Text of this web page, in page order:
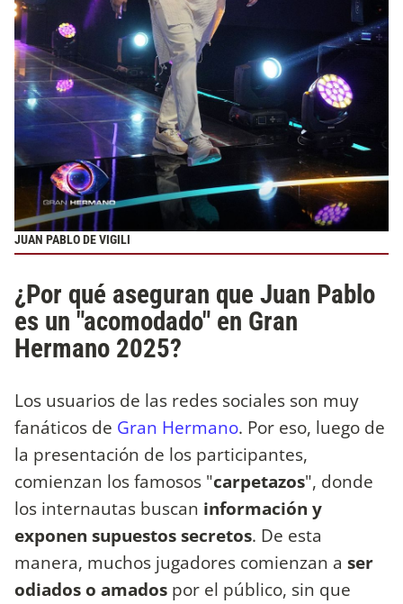
JUAN PABLO DE VIGILI
¿Por qué aseguran que Juan Pablo
es un "acomodado" en Gran
Hermano 2025?
Los usuarios de las redes sociales son muy
fanáticos de Gran Hermano. Por eso, luego de
la presentación de los participantes,
comienzan los famosos "carpetazos", donde
los internautas buscan información y
exponen supuestos secretos. De esta
manera, muchos jugadores comienzan a ser
odiados o amados por el público, sin que